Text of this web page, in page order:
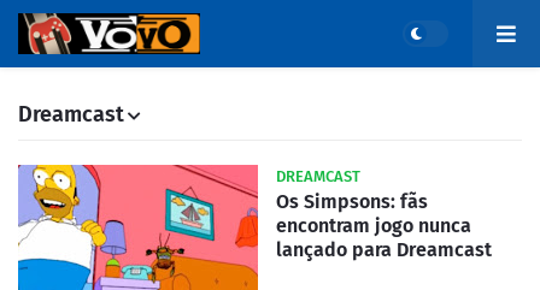
Dreamcast
DREAMCAST
Os Simpsons: fãs
encontram jogo nunca
lançado para Dreamcast